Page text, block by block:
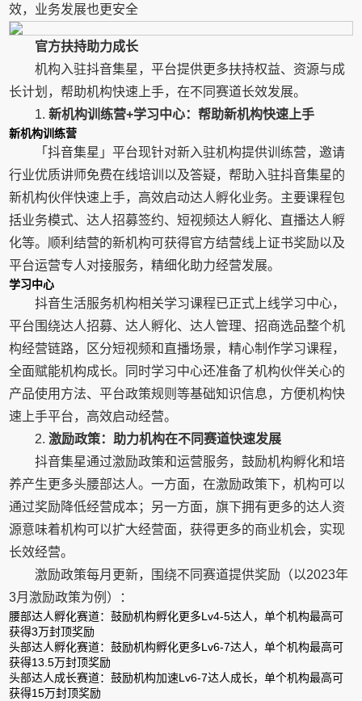
效，业务发展也更安全
官方扶持助力成长
机构入驻抖音集星，平台提供更多扶持权益、资源与成
长计划，帮助机构快速上手，在不同赛道长效发展。
1.新机构训练营+学习中心：帮助新机构快速上手
新机构训练营
「抖音集星」平台现针对新入驻机构提供训练营，邀请
行业优质讲师免费在线培训以及答疑，帮助入驻抖音集星的
新机构伙伴快速上手，高效启动达人孵化业务。主要课程包
括业务模式、达人招募签约、短视频达人孵化、直播达人孵
化等。顺利结营的新机构可获得官方结营线上证书奖励以及
平台运营专人对接服务，精细化助力经营发展。
学习中心
抖音生活服务机构相关学习课程已正式上线学习中心，
平台围绕达人招募、达人孵化、达人管理、招商选品整个机
构经营链路，区分短视频和直播场景，精心制作学习课程，
全面赋能机构成长。同时学习中心还准备了机构伙伴关心的
产品使用方法、平台政策规则等基础知识信息，方便机构快
速上手平台，高效启动经营。
2.激励政策：助力机构在不同赛道快速发展
抖音集星通过激励政策和运营服务，鼓励机构孵化和培
养产生更多头腰部达人。一方面，在激励政策下，机构可以
通过奖励降低经营成本；另一方面，旗下拥有更多的达人资
源意味着机构可以扩大经营面，获得更多的商业机会，实现
长效经营。
激励政策每月更新，围绕不同赛道提供奖励（以2023年
3月激励政策为例）：
腰部达人孵化赛道：鼓励机构孵化更多Lv4-5达人，单个机构最高可
获得3万封顶奖励
头部达人孵化赛道：鼓励机构孵化更多Lv6-7达人，单个机构最高可
获得13.5万封顶奖励
头部达人成长赛道：鼓励机构加速Lv6-7达人成长，单个机构最高可
获得15万封顶奖励